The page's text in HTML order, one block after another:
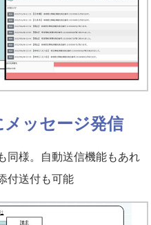
ッセージ発信
同様。自動送信機能もあれ
付送付も可能